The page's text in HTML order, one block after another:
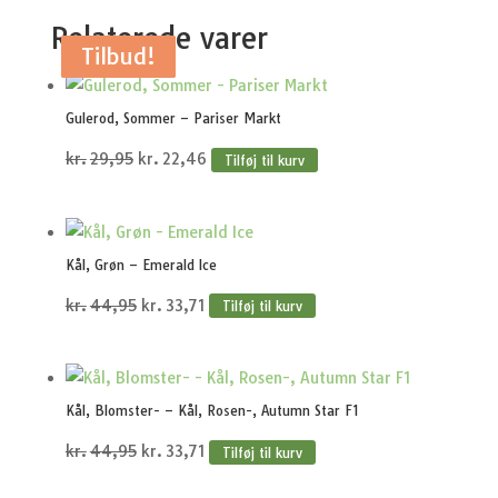
Relaterede varer
Tilbud!
Gulerod, Sommer – Pariser Markt
kr.29,95 Den
var:
kr.29,95.
kr. 22,46Den
er:
kr.22,46.
Tilføj til kurv
Tilbud!
Kål, Grøn – Emerald Ice
kr.44,95 Den
kr.44,95.
kr. 33,71Den
kr.33,71.
Tilføj til kurv
Tilbud!
Kål, Blomster- – Kål, Rosen-, Autumn Star F1
kr.44,95 Den
kr. 33,71DenTilføj til kurv
Tilbud!
Tilbud!